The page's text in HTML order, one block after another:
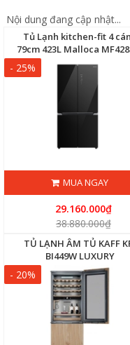
Nội dung đang cập nhật...
Tủ Lạnh kitchen-fit 4
79cm 423L Malloca
- 25%
MUA NGAY
29.160.000₫
38.880.000₫
TỦ LẠNH ÂM TỦ KAFF
BI449W LUXURY
- 20%